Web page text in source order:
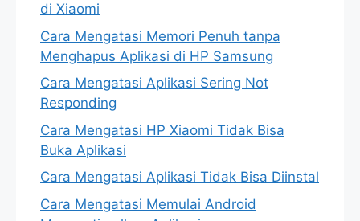
di Xiaomi
Cara Mengatasi Memori Penuh tanpa
Menghapus Aplikasi di HP Samsung
Cara Mengatasi Aplikasi Sering Not
Responding
Cara Mengatasi HP Xiaomi Tidak Bisa
Buka Aplikasi
Cara Mengatasi Aplikasi Tidak Bisa Diinstal
Cara Mengatasi Memulai Android